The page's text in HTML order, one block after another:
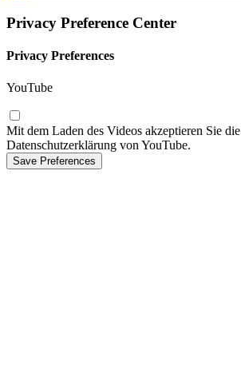
Privacy Preference Center
Privacy Preferences
YouTube
Mit dem Laden des Videos akzeptieren Sie die
Datenschutzerklärung von YouTube.